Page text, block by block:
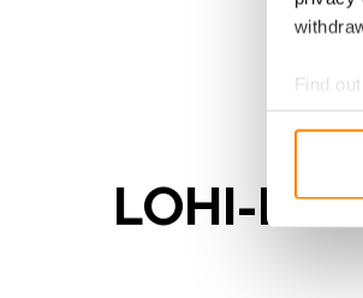
Find
other
LO­HI-